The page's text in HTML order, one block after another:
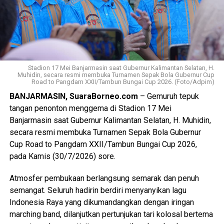
bergilir tetapi menyala bergilir”. Sering pula pemadaman
tanpa pemberitahuan terlebih dahulu, kalaupun ada
informasinya tidak akurat atau berbeda dengan
penyampaian melalui media sosial atau kanal resmi PLN.
Ditambahkan oleh Hadi, bahwa masyarakat juga sudah
berupaya menyampaikan keluhan atau pengaduan melalui
aplikasi PLN Mobile namun tidak mendapat tindak lanjut
yang patut dan secara substansi tidak selesai.
Pemadaman terus terjadi berulang tanpa ada penjelasan
spesifik mengenai kendala dan upaya-upaya yang
dilakukan PLN. Hal ini tentu berdampak besar, “warga
mengalami kerugian, diantaranya kerusakan alat rumah
tangga dan gangguan terhadap aktivitas perekonomian
maupun kegiatan sehari-hari, seperti perawatan anak yang
masih bayi dan orang tua yang sedang sakit”, ungkap Hadi.
Mengacu kepada UU Nomor 25 Tahun 2009 tentang
Stadion 17 Mei Banjarmasin saat Gubernur Kalimantan Selatan, H.
Muhidin, secara resmi membuka Turnamen Sepak Bola Gubernur Cup
Road to Pangdam XXII/Tambun Bungai Cup 2026. (Foto/Adpim)
BANJARMASIN, SuaraBorneo.com – Gemuruh tepuk
tangan penonton menggema di Stadion 17 Mei
Banjarmasin saat Gubernur Kalimantan Selatan, H. Muhidin,
secara resmi membuka Turnamen Sepak Bola Gubernur
Cup Road to Pangdam XXII/Tambun Bungai Cup 2026,
pada Kamis (30/7/2026) sore.
Atmosfer pembukaan berlangsung semarak dan penuh
semangat. Seluruh hadirin berdiri menyanyikan lagu
Indonesia Raya yang dikumandangkan dengan iringan
marching band, dilanjutkan pertunjukan tari kolosal bertema